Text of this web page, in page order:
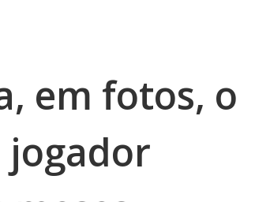
em fotos, o
jogador